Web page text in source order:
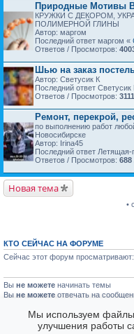
Природные Мотивы
КРУЖКИ С ДЕКОРОМ,
ПОЛИМЕРНОЙ ГЛИНЫ
Автор: маргом
Последний ответ маргом «
Ответов / Просмотров:
Шью на заказ
Автор: Светусик К
Последний ответ Светусик
Ответов / Просмотров:
Ремонт, перекрой,
по выполнению работ
Новосибирске
Автор: Irina45
Последний ответ
Ответов / Просмотров: 688
Новая тема
•
КТО СЕЙЧАС НА ФОРУМЕ
Сейчас этот форум
Вы не можете начинать темы
Вы не можете отвечать на
не можетеудалять свои
не можете голосовать в опросах
Мы используем файлы
улучшения работы